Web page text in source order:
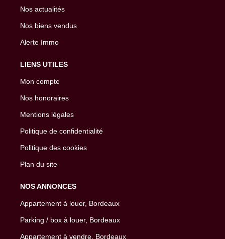
Nos actualités
Nos biens vendus
Alerte Immo
LIENS UTILES
Mon compte
Nos honoraires
Mentions légales
Politique de confidentialité
Politique des cookies
Plan du site
NOS ANNONCES
Appartement à louer, Bordeaux
Parking / box à louer, Bordeaux
Appartement à vendre, Bordeaux